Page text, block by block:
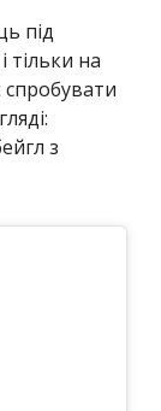
під
тільки на
спробувати
з